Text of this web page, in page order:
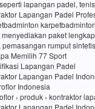
lapangan padel,
Lapangan Padel
menyediakan paket
pemasangan rumput
Memilih 77 Sport
Lapangan Padel
Lapangan Padel
Indonesia
› produk › kontraktor
Lapangan Padel